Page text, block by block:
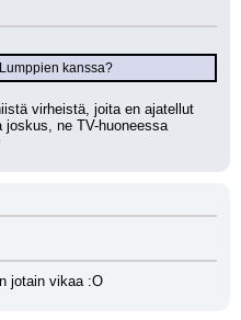
kanssa?
virheistä, joita en ajatellut
ne TV-huoneessa
jotain vikaa :O